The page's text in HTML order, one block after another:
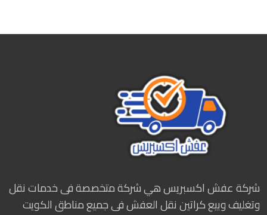
شركة عفش اكسبريس هي شركة متخصصة فى خدمات نقل
وتغليف وبيع كراتين نقل العفش فى جميع مناطق الكويت